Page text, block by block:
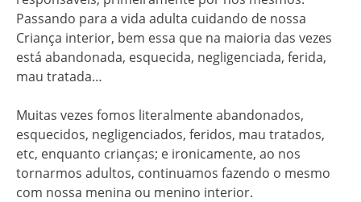
Passando para a vida adulta cuidando de nossa
Criança interior, bem essa que na maioria das vezes
está abandonada, esquecida, negligenciada, ferida,
mau tratada…
Muitas vezes fomos literalmente abandonados,
esquecidos, negligenciados, feridos, mau tratados,
etc, enquanto crianças; e ironicamente, ao nos
tornarmos adultos, continuamos fazendo o mesmo
com nossa menina ou menino interior.